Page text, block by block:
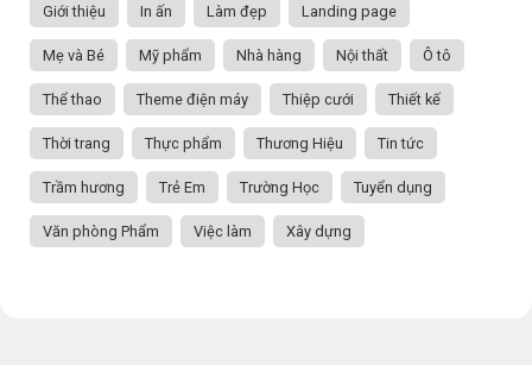
Giới thiệu In ấn Làm đẹp Landing page
Mẹ và Bé Mỹ phẩm Nhà hàng Nội thất Ô tô
Thể thao Theme điện máy Thiệp cưới Thiết kế
Thời trang Thực phẩm Thương Hiệu Tin tức
Trầm hương Trẻ Em Trường Học Tuyển dụng
Văn phòng Phẩm Việc làm Xây dựng